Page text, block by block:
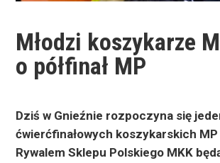
Młodzi koszykarze
o półfinał MP
Dziś w Gnieźnie rozpoczyna się
ćwierćfinałowych koszykarskich
Rywalem Sklepu Polskiego MKK